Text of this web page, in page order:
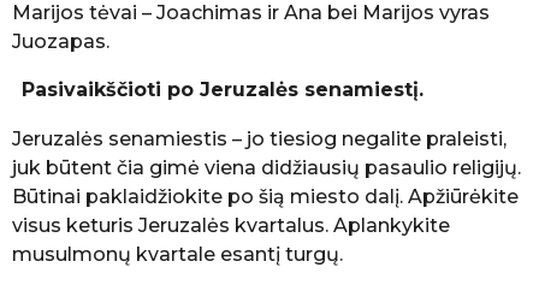
Marijos tėvai – Joachimas ir Ana bei Marijos vyras
Juozapas.
Pasivaikščioti po Jeruzalės senamiestį.
Jeruzalės senamiestis – jo tiesiog negalite praleisti,
juk būtent čia gimė viena didžiausių pasaulio religijų.
Būtinai paklaidžiokite po šią miesto dalį. Apžiūrėkite
visus keturis Jeruzalės kvartalus. Aplankykite
musulmonų kvartale esantį turgų.